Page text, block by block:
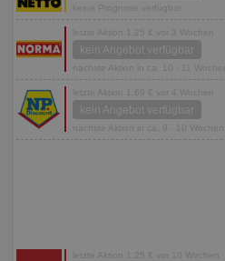
keine Prognose verfügbar
letzte Aktion 1,25 € vor 3 Wochen
kein Angebot verfügbar
nächste Aktion in ca. 10 - 11 Wochen
letzte Aktion 1,69 € vor 4 Wochen
kein Angebot verfügbar
nächste Aktion in ca. 9 - 10 Wochen
letzte Aktion 1,25 € vor 10 Wochen